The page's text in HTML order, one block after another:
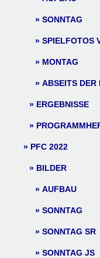
SONNTAG
SPIELFOTOS
MONTAG
ABSEITS DER
ERGEBNISSE
PFC 2022
BILDER
AUFBAU
SONNTAG
SONNTAG SR
SONNTAG JS